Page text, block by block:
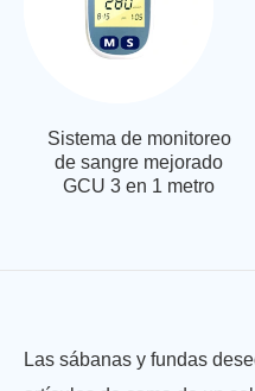
Sistema de monitoreo
de sangre mejorado
GCU 3 en 1 metro
Las sábanas y fundas